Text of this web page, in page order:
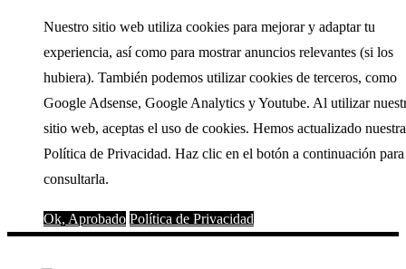
Nuestro sitio web utiliza cookies para mejorar y adaptar tu
experiencia, así como para mostrar anuncios relevantes (si los
hubiera). También podemos utilizar cookies de terceros, como
Google Adsense, Google Analytics y Youtube. Al utilizar
sitio web, aceptas el uso de cookies. Hemos actualizado nuestra
Política de Privacidad. Haz clic en el botón a continuación para
consultarla.
Ok, Aprobado Política de Privacidad